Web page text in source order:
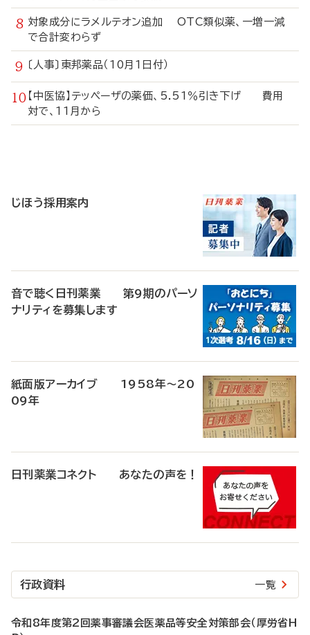
対象成分にラメルテオン追加 OTC類似薬、一増一減
で合計変わらず
〔人事〕東邦薬品（10月1日付）
【中医協】テッペーザの薬価、5.51％引き下げ 費用
対で、11月から
じほう採用案内
音で聴く日刊薬業 第9期のパーソ
ナリティを募集します
紙面版アーカイブ 1958年～20
09年
日刊薬業コネクト あなたの声を！
行政資料 一覧
令和8年度第2回薬事審議会医薬品等安全対策部会（厚労省H